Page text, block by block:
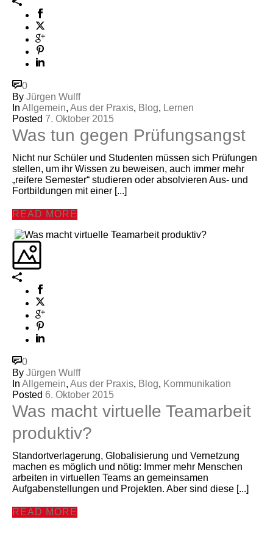
0
By Jürgen Wulff
In Allgemein, Aus der Praxis, Blog, Lernen
Posted 7. Oktober 2015
Was tun gegen Prüfungsangst
Nicht nur Schüler und Studenten müssen sich Prüfungen
stellen, um ihr Wissen zu beweisen, auch immer mehr
„reifere Semester“ studieren oder absolvieren Aus- und
Fortbildungen mit einer [...]
READ MORE
0
By Jürgen Wulff
In Allgemein, Aus der Praxis, Blog, Kommunikation
Posted 6. Oktober 2015
Was macht virtuelle Teamarbeit
produktiv?
Standortverlagerung, Globalisierung und Vernetzung
machen es möglich und nötig: Immer mehr Menschen
arbeiten in virtuellen Teams an gemeinsamen
Aufgabenstellungen und Projekten. Aber sind diese [...]
READ MORE